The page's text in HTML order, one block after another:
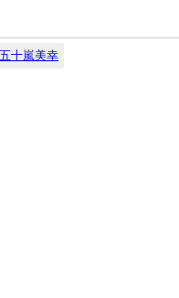
五十嵐美幸